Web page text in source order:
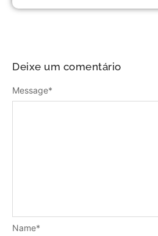
Deixe um comentário
Message*
Name*